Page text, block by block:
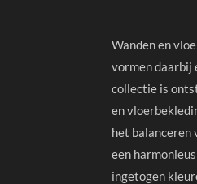
Wanden en
vormen daarbij
collectie is
en
het
een
ingetogen